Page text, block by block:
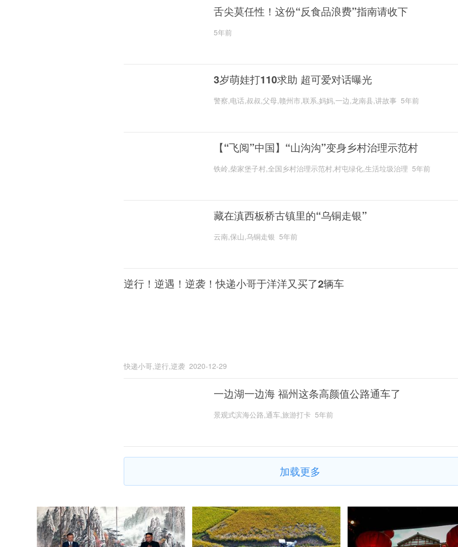
舌尖莫任性！这份“反食品浪费”指南请收下
5年前
3岁萌娃打110求助 超可爱对话曝光
警察,电话,叔叔,父母,赣州市,联系,妈妈,一边,龙南县,讲故事 5年前
【“飞阅”中国】“山沟沟”变身乡村治理示范村
铁岭,柴家堡子村,全国乡村治理示范村,村屯绿化,生活垃圾治理 5年前
藏在滇西板桥古镇里的“乌铜走银”
云南,保山,乌铜走银 5年前
逆行！逆遇！逆袭！快递小哥于洋洋又买了2辆车
快递小哥,逆行,逆袭 2020-12-29
一边湖一边海 福州这条高颜值公路通车了
景观式滨海公路,通车,旅游打卡 5年前
加载更多